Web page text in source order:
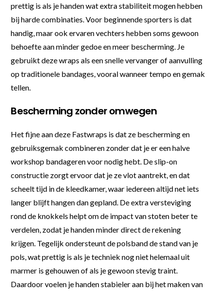
prettig is als je handen wat extra stabiliteit mogen hebben
bij harde combinaties. Voor beginnende sporters is dat
handig, maar ook ervaren vechters hebben soms gewoon
behoefte aan minder gedoe en meer bescherming. Je
gebruikt deze wraps als een snelle vervanger of aanvulling
op traditionele bandages, vooral wanneer tempo en gemak
tellen.
Bescherming zonder omwegen
Het fijne aan deze Fastwraps is dat ze bescherming en
gebruiksgemak combineren zonder dat je er een halve
workshop bandageren voor nodig hebt. De slip-on
constructie zorgt ervoor dat je ze vlot aantrekt, en dat
scheelt tijd in de kleedkamer, waar iedereen altijd net iets
langer blijft hangen dan gepland. De extra versteviging
rond de knokkels helpt om de impact van stoten beter te
verdelen, zodat je handen minder direct de rekening
krijgen. Tegelijk ondersteunt de polsband de stand van je
pols, wat prettig is als je techniek nog niet helemaal uit
marmer is gehouwen of als je gewoon stevig traint.
Daardoor voelen je handen stabieler aan bij het maken van